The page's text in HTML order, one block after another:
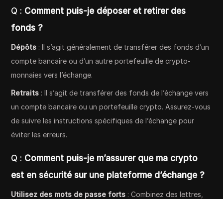
Q : Comment puis-je déposer et retirer des
fonds ?
Dépôts : Il s’agit généralement de transférer des fonds d’un
compte bancaire ou d’un autre portefeuille de crypto-
monnaies vers l’échange.
Retraits : Il s’agit de transférer des fonds de l’échange vers
un compte bancaire ou un portefeuille crypto. Assurez-vous
de suivre les instructions spécifiques de l’échange pour
éviter les erreurs.
Q : Comment puis-je m’assurer que ma crypto
est en sécurité sur une plateforme d’échange ?
Utilisez des mots de passe forts : Combinez des lettres,